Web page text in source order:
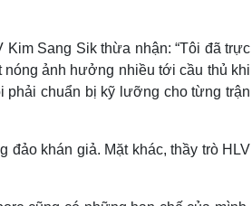
Sang Sik thừa nhận: “Tôi đã trực
ảnh hưởng nhiều tới cầu thủ khi
phải chuẩn bị kỹ lưỡng cho từng trận
khán giả. Mặt khác, thầy trò HLV